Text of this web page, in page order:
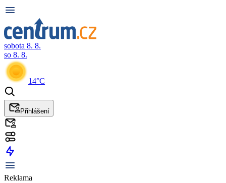
sobota 8. 8.
so 8. 8.
14°C
Přihlášení
Reklama